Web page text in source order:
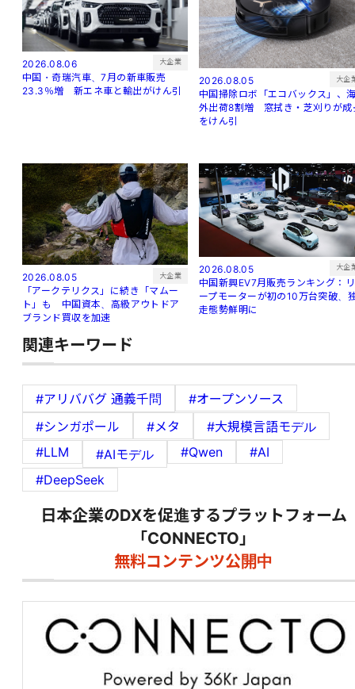
2026.08.06 大企業
中国・奇瑞汽車、7月の新車販売
23.3％増 新エネ車と輸出がけん引
2026.08.05 大企
中国掃除ロボ「エコバックス」、
外出荷8割増 窓拭き・芝刈りが成
をけん引
2026.08.05 大企業
「アークテリクス」に続き「マムー
ト」も 中国資本、高級アウトドア
ブランド買収を加速
2026.08.05 大企
中国新興EV7月販売ランキング：リ
ープモーターが初の10万台突破、
走態勢鮮明に
関連キーワード
#アリババグ 通義千問
#オープンソース
#シンガポール
#メタ
#大規模言語モデル
#LLM
#AIモデル #Qwen
#AI
#DeepSeek
日本企業のDXを促進するプラットフォーム
「CONNECTO」
無料コンテンツ公開中